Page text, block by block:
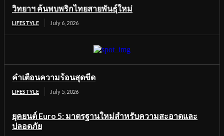
วิทยาฯ ค้นพบพริกไทยสายพันธุ์ใหม่
LIFESTYLE July 6, 2026
คำเตือนความร้อนสุดขีด
LIFESTYLE July 5, 2026
ยุคยนต์ Euro 5: มาตรฐานใหม่สำหรับความสะอาดและ
ปลอดภัย